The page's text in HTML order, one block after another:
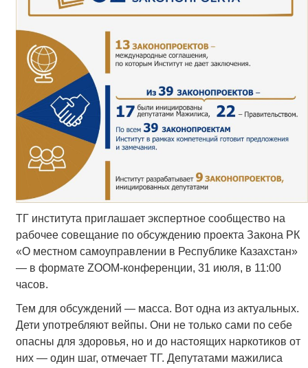
ТГ института приглашает экспертное сообщество на
рабочее совещание по обсуждению проекта Закона РК
«О местном самоуправлении в Республике Казахстан»
— в формате ZOOM-конференции, 31 июля, в 11:00
часов.
Тем для обсуждений — масса. Вот одна из актуальных.
Дети употребляют вейпы. Они не только сами по себе
опасны для здоровья, но и до настоящих наркотиков от
них — один шаг, отмечает ТГ. Депутатами мажилиса